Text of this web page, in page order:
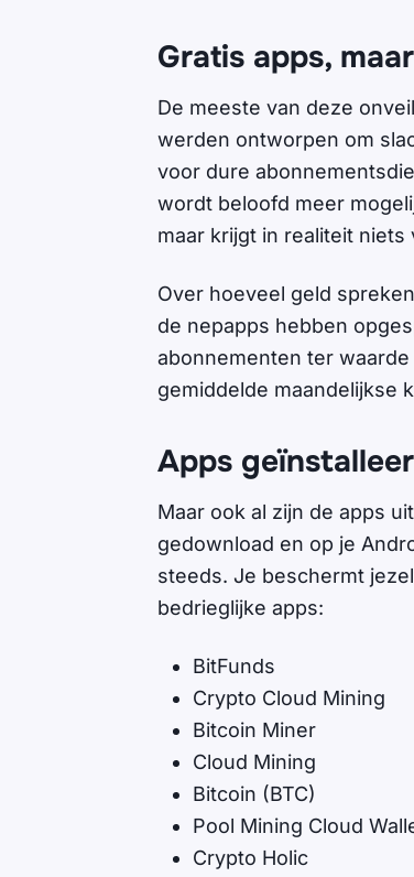
Gratis apps,
De meeste van deze
werden ontworpen om
voor dure
wordt beloofd meer
maar krijgt in realiteit
Over hoeveel geld
de nepapps hebben
abonnementen ter
gemiddelde maandelijkse
Apps
Maar ook al zijn de apps
gedownload en op je
steeds. Je beschermt
bedrieglijke apps:
BitFunds
Crypto Cloud Mining
Bitcoin Miner
Cloud Mining
Bitcoin (BTC)
Pool Mining Cloud
Crypto Holic